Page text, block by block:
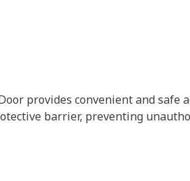
provides convenient and
barrier, preventing